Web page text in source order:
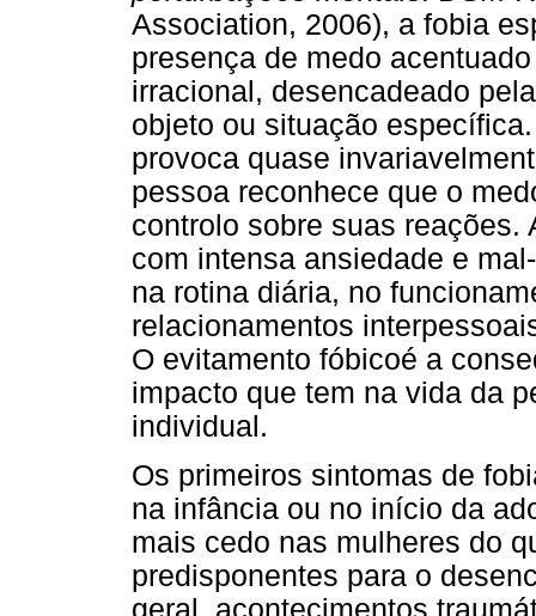
Association, 2006), a fobia
presença de medo
irracional, desencadeado
objeto ou situação
provoca quase
pessoa reconhece que o
controlo sobre suas
com intensa ansiedade e
na rotina diária, no
relacionamentos
O evitamento fóbicoé a
impacto que tem na vida da
individual.
Os primeiros sintomas de
na infância ou no início da
mais cedo nas mulheres do
predisponentes para o
geral, acontecimentos